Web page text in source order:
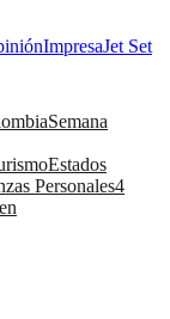
ImpresaJet Set
Semana
Estados
Personales4